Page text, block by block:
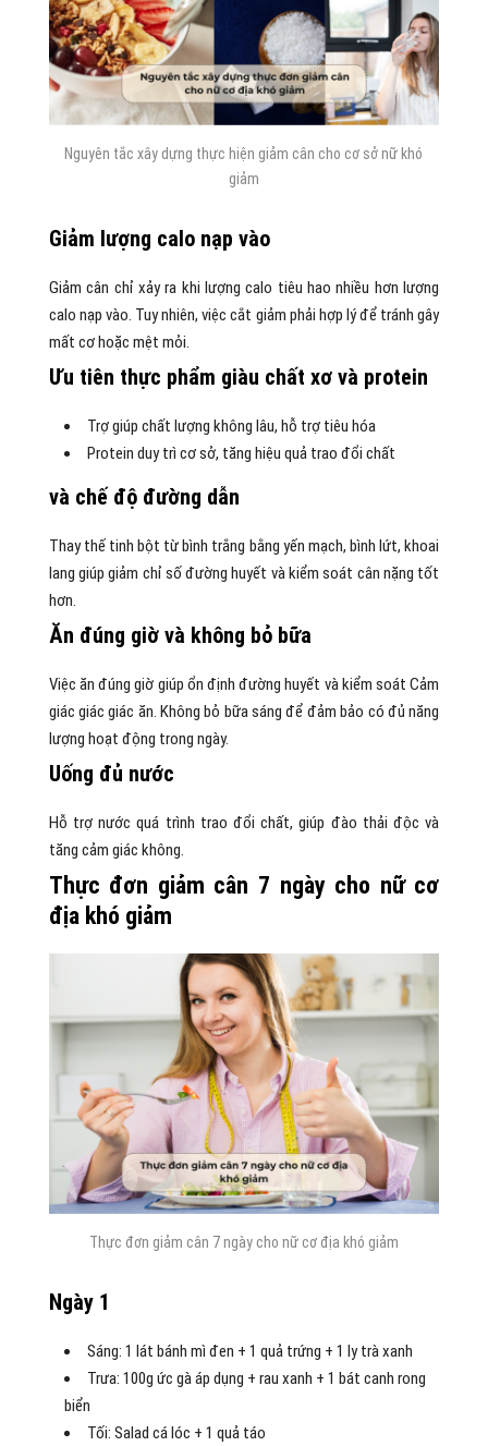
Nguyên tắc xây dựng thực hiện giảm cân cho cơ sở nữ khó
giảm
Giảm lượng calo nạp vào
Giảm cân chỉ xảy ra khi lượng calo tiêu hao nhiều hơn lượng
calo nạp vào. Tuy nhiên, việc cắt giảm phải hợp lý để tránh gây
mất cơ hoặc mệt mỏi.
Ưu tiên thực phẩm giàu chất xơ và protein
Trợ giúp chất lượng không lâu, hỗ trợ tiêu hóa
Protein duy trì cơ sở, tăng hiệu quả trao đổi chất
và chế độ đường dẫn
Thay thế tinh bột từ bình trắng bằng yến mạch, bình lứt, khoai
lang giúp giảm chỉ số đường huyết và kiểm soát cân nặng tốt
hơn.
Ăn đúng giờ và không bỏ bữa
Việc ăn đúng giờ giúp ổn định đường huyết và kiểm soát Cảm
giác giác giác ăn. Không bỏ bữa sáng để đảm bảo có đủ năng
lượng hoạt động trong ngày.
Uống đủ nước
Hỗ trợ nước quá trình trao đổi chất, giúp đào thải độc và
tăng cảm giác không.
Thực đơn giảm cân 7 ngày cho nữ cơ
địa khó giảm
Thực đơn giảm cân 7 ngày cho nữ cơ địa khó giảm
Ngày 1
Sáng: 1 lát bánh mì đen + 1 quả trứng + 1 ly trà xanh
Trưa: 100g ức gà áp dụng + rau xanh + 1 bát canh rong
biển
Tối: Salad cá lóc + 1 quả táo